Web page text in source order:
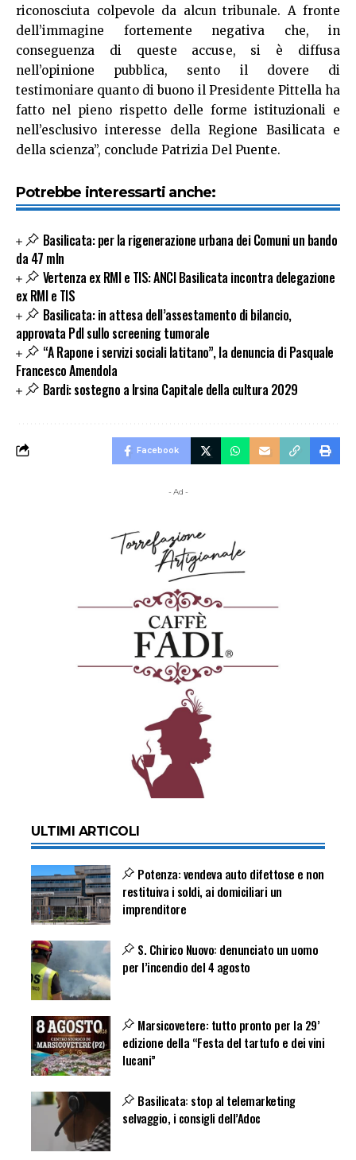
riconosciuta colpevole da alcun tribunale. A fronte
dell’immagine fortemente negativa che, in
conseguenza di queste accuse, si è diffusa
nell’opinione pubblica, sento il dovere di
testimoniare quanto di buono il Presidente Pittella ha
fatto nel pieno rispetto delle forme istituzionali e
nell’esclusivo interesse della Regione Basilicata e
della scienza”, conclude Patrizia Del Puente.
Potrebbe interessarti anche:
Basilicata: per la rigenerazione urbana dei Comuni un bando
da 47 mln
Vertenza ex RMI e TIS: ANCI Basilicata incontra delegazione
ex RMI e TIS
Basilicata: in attesa dell’assestamento di bilancio,
approvata Pdl sullo screening tumorale
“A Rapone i servizi sociali latitano”, la denuncia di Pasquale
Francesco Amendola
Bardi: sostegno a Irsina Capitale della cultura 2029
Facebook
- Ad -
ULTIMI ARTICOLI
Potenza: vendeva auto difettose e non
restituiva i soldi, ai domiciliari un
imprenditore
S. Chirico Nuovo: denunciato un uomo
per l’incendio del 4 agosto
Marsicovetere: tutto pronto per la 29’
edizione della “Festa del tartufo e dei vini
lucani”
Basilicata: stop al telemarketing
selvaggio, i consigli dell’Adoc